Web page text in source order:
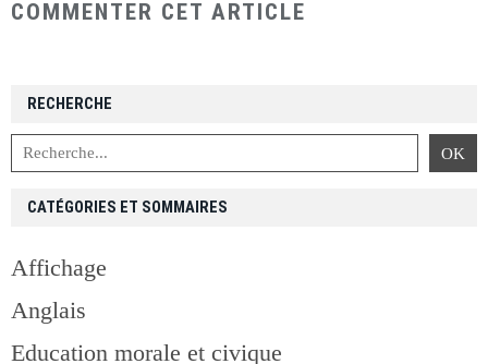
COMMENTER CET ARTICLE
RECHERCHE
CATÉGORIES ET SOMMAIRES
Affichage
Anglais
Education morale et civique